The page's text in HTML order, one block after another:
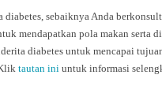
diabetes, sebaiknya Anda
mendapatkan pola makan serta
diabetes untuk mencapai
tautan ini untuk informasi